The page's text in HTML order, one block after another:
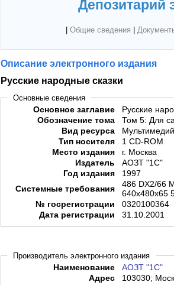
Депозитарий
Общие сведения
Описание электронного издания
Русские народные сказки
Основные сведения
Основное заглавие
Русские
Обозначение тома
Том 5: Для
Вид ресурса
Тип носителя
1 CD-ROM
Место издания
г. Москва
Издатель
АОЗТ "1С"
Год издания
1997
Системные требования
486 DX2/66
640х480х65
№ госрегистрации
0320100364
Дата регистрации
31.10.2001
Производитель электронного издания
Наименование
АОЗТ "1С"
Адрес
103030;